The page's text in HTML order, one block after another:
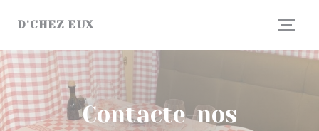
D'CHEZ EUX
Contacte-nos